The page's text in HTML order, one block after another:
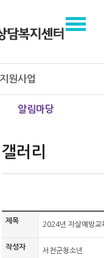
원사업
알림마당
갤러리
제목 2024년 자살예방교
작성자 서천군청소년